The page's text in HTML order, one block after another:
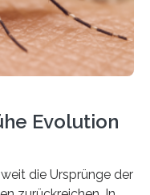
Evolution
die Ursprünge der